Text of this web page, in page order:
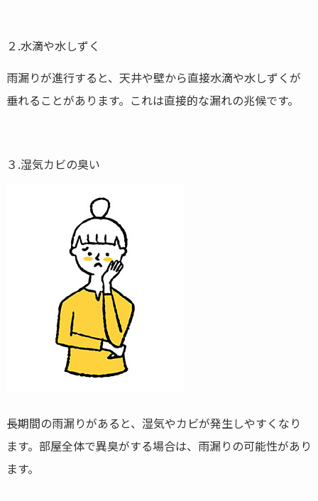
２.水滴や水しずく
雨漏りが進行すると、天井や壁から直接水滴や水しずくが
垂れることがあります。これは直接的な漏れの兆候です。
３.湿気カビの臭い
長期間の雨漏りがあると、湿気やカビが発生しやすくなり
ます。部屋全体で異臭がする場合は、雨漏りの可能性があり
ます。